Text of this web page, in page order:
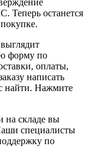
Теперь останется
форму по
оплаты,
написать
найти. Нажмите
на складе вы
специалисты
по